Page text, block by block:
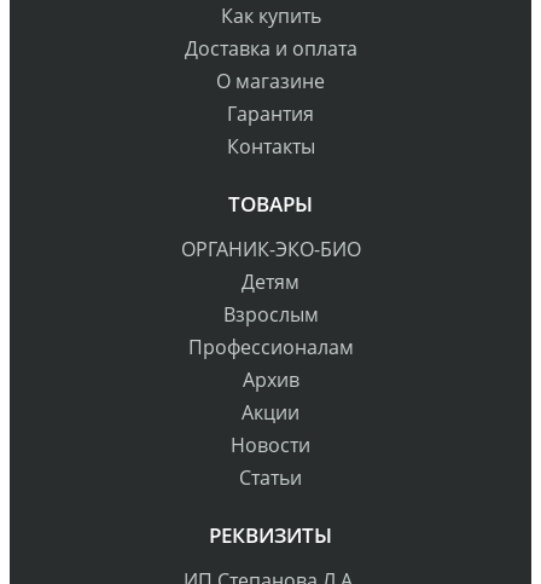
Как купить
Доставка и оплата
О магазине
Гарантия
Контакты
ТОВАРЫ
ОРГАНИК-ЭКО-БИО
Детям
Взрослым
Профессионалам
Архив
Акции
Новости
Статьи
РЕКВИЗИТЫ